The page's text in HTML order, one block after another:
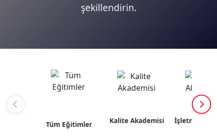
şekillendirin.
Tüm Eğitimler Kalite Akademisi İşletme